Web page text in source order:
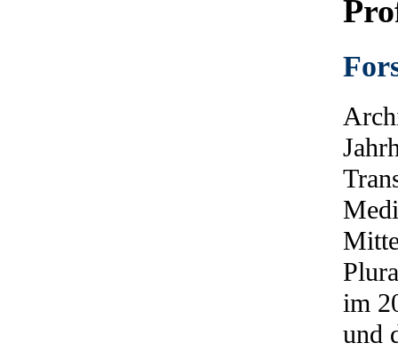
im
und